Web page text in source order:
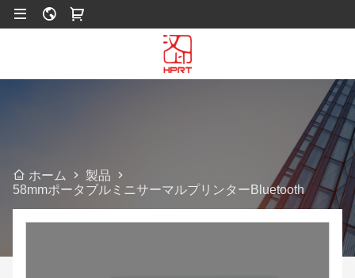
ホーム
製品
58mmポータブルミニサーマルプリンターBluetooth